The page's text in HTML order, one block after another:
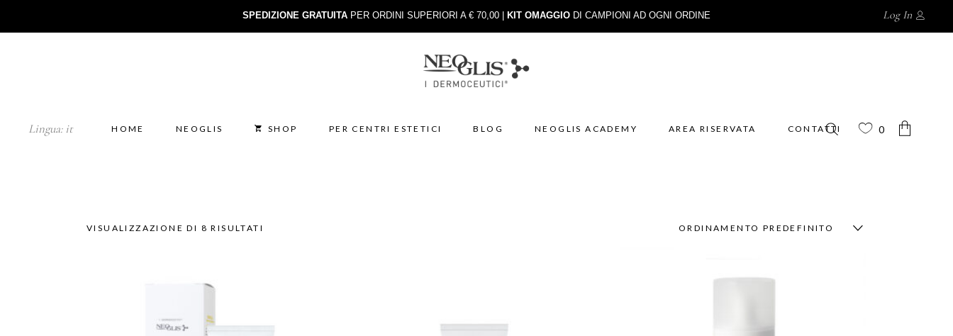
SPEDIZIONE GRATUITA PER ORDINI SUPERIORI A € 70,00 | KIT OMAGGIO DI CAMPIONI AD OGNI ORDINE Log In
Lingua:it HOME NEOGLIS SHOP PER CENTRI ESTETICI BLOG NEOGLIS ACADEMY AREA RISERVATA CONTATTI 0
VISUALIZZAZIONE DI 8 RISULTATI ORDINAMENTO PREDEFINITO